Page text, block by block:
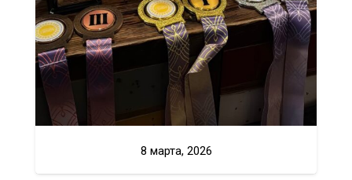
8 марта, 2026